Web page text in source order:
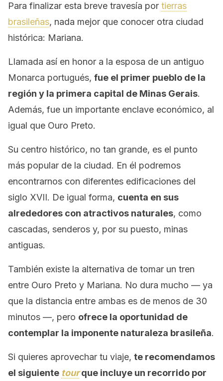
Para finalizar esta breve travesía por tierras
brasileñas, nada mejor que conocer otra ciudad
histórica: Mariana.
Llamada así en honor a la esposa de un antiguo
Monarca portugués, fue el primer pueblo de la
región y la primera capital de Minas Gerais.
Además, fue un importante enclave económico, al
igual que Ouro Preto.
Su centro histórico, no tan grande, es el punto
más popular de la ciudad. En él podremos
encontrarnos con diferentes edificaciones del
siglo XVII. De igual forma, cuenta en sus
alrededores con atractivos naturales, como
cascadas, senderos y, por su puesto, minas
antiguas.
También existe la alternativa de tomar un tren
entre Ouro Preto y Mariana. No dura mucho — ya
que la distancia entre ambas es de menos de 30
minutos —, pero ofrece la oportunidad de
contemplar la imponente naturaleza brasileña.
Si quieres aprovechar tu viaje, te recomendamos
el siguiente tourque incluye un recorrido por